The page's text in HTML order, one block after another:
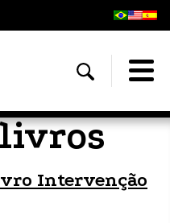
livros
Intervenção